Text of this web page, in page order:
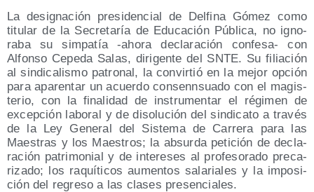
La desig­na­ción pre­si­den­cial de Del­fi­na Gómez como
titu­lar de la Secre­ta­ría de Edu­ca­ción Públi­ca, no igno­
ra­ba su sim­pa­tía ‑aho­ra decla­ra­ción con­fe­sa- con
Alfon­so Cepe­da Salas, diri­gen­te del SNTE. Su filia­ción
al sin­di­ca­lis­mo patro­nal, la con­vir­tió en la mejor opción
para apa­ren­tar un acuer­do con­senn­sua­do con el magis­
te­rio, con la fina­li­dad de ins­tru­men­tar el régi­men de
excep­ción labo­ral y de diso­lu­ción del sin­di­ca­to a tra­vés
de la Ley Gene­ral del Sis­te­ma de Carre­ra para las
Maes­tras y los Maes­tros; la absur­da peti­ción de decla­
ra­ción patri­mo­nial y de intere­ses al pro­fe­so­ra­do pre­ca­
ri­za­do; los raquí­ti­cos aumen­tos sala­ria­les y la impo­si­
ción del regre­so a las cla­ses presenciales.